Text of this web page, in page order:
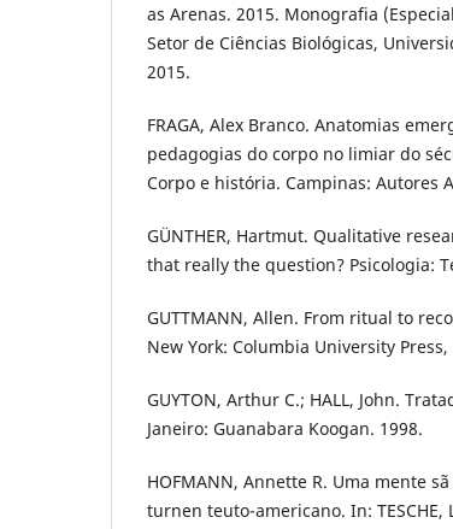
as Arenas. 2015. Monografia
Setor de Ciências Biológicas,
2015.
FRAGA, Alex Branco. Anatomias
pedagogias do corpo no limiar do
Corpo e história. Campinas: Autores
GÜNTHER, Hartmut. Qualitative
that really the question? Psicologia:
GUTTMANN, Allen. From ritual to
New York: Columbia University Press,
GUYTON, Arthur C.; HALL, John.
Janeiro: Guanabara Koogan. 1998.
HOFMANN, Annette R. Uma mente
turnen teuto-americano. In: